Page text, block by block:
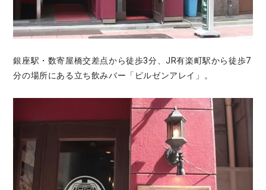
銀座駅・数寄屋橋交差点から徒歩3分、JR有楽町駅から徒歩7
分の場所にある立ち飲みバー「ピルゼンアレイ」。